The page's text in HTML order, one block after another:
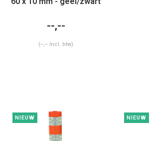
--,--
(--,-- Incl. btw)
NIEUW NIEUW